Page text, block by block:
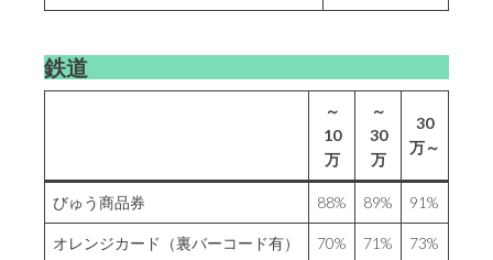
鉄道
～
10
万
～
30
万
30
万～
びゅう商品券 88% 89% 91%
オレンジカード（裏バーコード有） 70% 71% 73%